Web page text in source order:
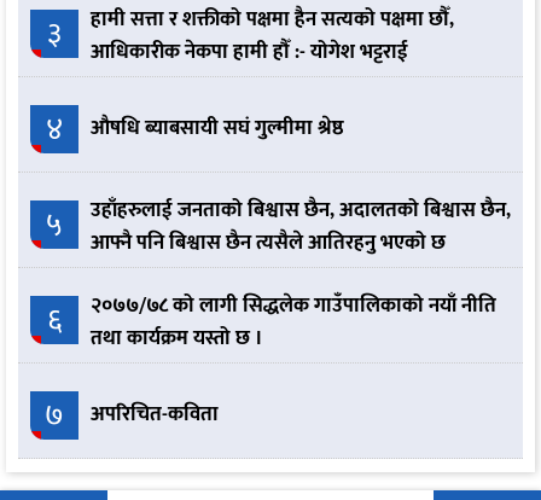
३
हामी सत्ता र शक्तीको पक्षमा हैन सत्यको पक्षमा छौँ,
आधिकारीक नेकपा हामी हौँ :- योगेश भट्टराई
४ औषधि ब्याबसायी सघं गुल्मीमा श्रेष्ठ
५
उहाँहरुलाई जनताको बिश्वास छैन, अदालतको बिश्वास छैन,
आफ्नै पनि बिश्वास छैन त्यसैले आतिरहनु भएको छ
६
२०७७/७८ को लागी सिद्धलेक गाउँपालिकाको नयाँ नीति
तथा कार्यक्रम यस्तो छ ।
७ अपरिचित-कविता